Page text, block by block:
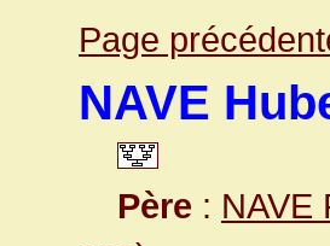
Page
NAVE
Père : NAVE